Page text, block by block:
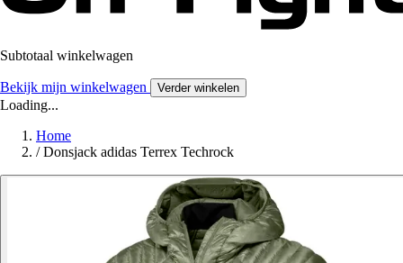
Subtotaal winkelwagen
Bekijk mijn winkelwagen Verder winkelen
Loading...
Home
/ Donsjack adidas Terrex Techrock